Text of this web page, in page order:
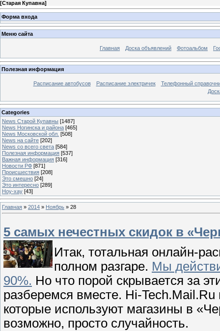
[Старая Купавна]
Форма входа
Меню сайта
Главная Доска объявлений Фотоальбом
Полезная информация
Расписание автобусов Расписание электричек
Телефонный
Categories
News Старой Купавны [1487]
News Ногинска и района [465]
News Московской обл. [508]
News на сайте [202]
News со всего света [584]
Полезная информация [537]
Важная информация [316]
Новости РФ [871]
Происшествия [208]
Это смешно [24]
Это интересно [289]
Ноу-хау [43]
Главная » 2014 » Ноябрь » 28
5 самых нечестных скидок в
Итак, тотальная онлайн-
полном разгаре. Мы
90%. Но что порой скрывается за
разберемся вместе. Hi-
которые используют магазины в
возможно, просто случайность.